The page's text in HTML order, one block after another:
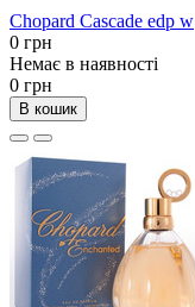
Chopard Cascade edp w
0 грн
Немає в наявності
0 грн
В кошик